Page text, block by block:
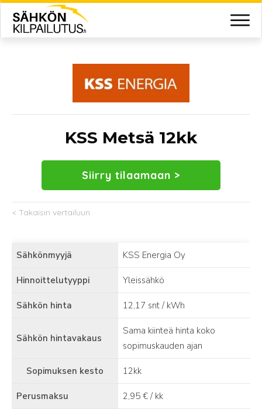
KSS Metsä 12kk
Siirry tilaamaan >
< Takaisin vertailuun
Sähkönmyyjä KSS Energia Oy
Hinnoittelutyyppi Yleissähkö
Sähkön hinta 12,17 snt / kWh
Sähkön hintavakaus
Sama kiinteä hinta koko
sopimuskauden ajan
Sopimuksen kesto 12kk
Perusmaksu 2,95 € / kk